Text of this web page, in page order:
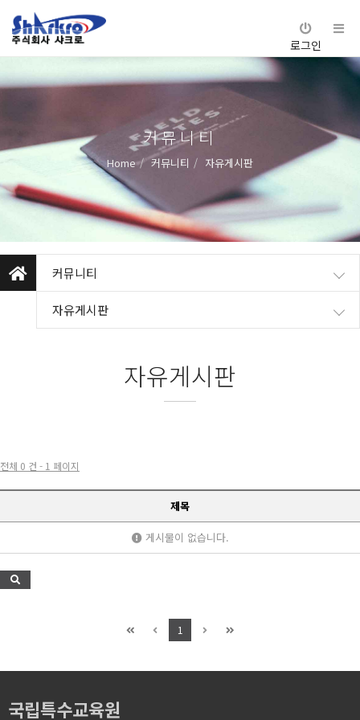
로그인
커뮤니티
Home 커뮤니티 자유게시판
커뮤니티
자유게시판
자유게시판
전체 0 건 - 1 페이지
제목
게시물이 없습니다.
1
국립특수교육원